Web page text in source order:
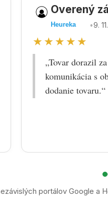
Overený
Heureka •9.
★★★★★
„Tovar dorazil
komunikácia s
dodanie tovaru.“
portálov Google a